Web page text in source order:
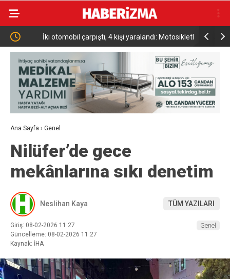
İki otomobil çarpıştı, 4 kişi yaralandı: Motosikletli çift
kazadan kıl payı kurtuldu
Türkiye
Altın
Ana Sayfa › Genel
Nilüfer’de gece
mekânlarına sıkı denetim
Neslihan Kaya TÜM YAZILARI
Giriş: 08-02-2026 11:27
Güncelleme: 08-02-2026 11:27
Kaynak: İHA
Genel